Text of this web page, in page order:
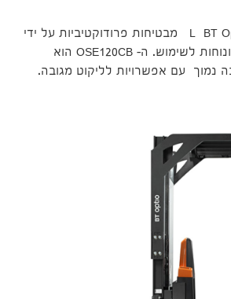
מלקטות מסדרה L BT Optio מבטיחות פרודוקטיביות על ידי
היותן חזקות, יעילות ונוחות לשימוש. ה- OSE120CB הוא
נמוך עם אפשרויות לליקוט מגובה.